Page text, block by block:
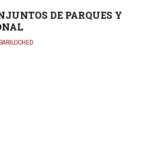
DE PARQUES Y
BARILOCHED